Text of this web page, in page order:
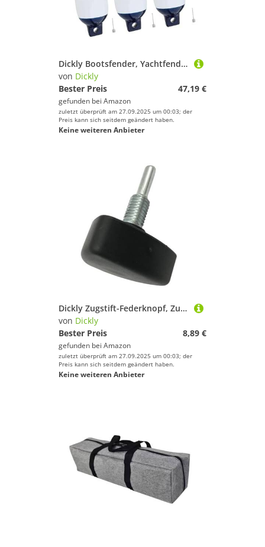
Dickly Bootsfender, Yachtfender-Stoßstangen, Bootsboje, aufblasbare Marine-Bootsstoßstange zum Anlegen von Polstern, 3 Satz Bootsfender
von Dickly
Bester Preis
47,19 €
gefunden bei Amazon
zuletzt überprüft am 27.09.2025 um 00:03; der
Preis kann sich seitdem geändert haben.
Keine weiteren Anbieter
Dickly Zugstift-Federknopf, Zubehör für Trainingsgeräte, Fitnessfahrrad, langlebiges Zubehör, Ersatz-Schraubstift, Zugknopf
von Dickly
Bester Preis
8,89 €
gefunden bei Amazon
zuletzt überprüft am 27.09.2025 um 00:03; der
Preis kann sich seitdem geändert haben.
Keine weiteren Anbieter